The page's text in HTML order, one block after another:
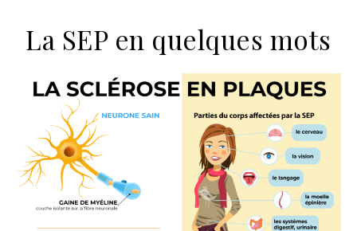
La SEP en quelques mots